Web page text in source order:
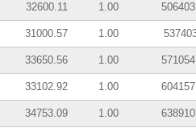
32600.11 1.00
31000.57 1.00
33650.56 1.00
33102.92 1.00
34753.09 1.00